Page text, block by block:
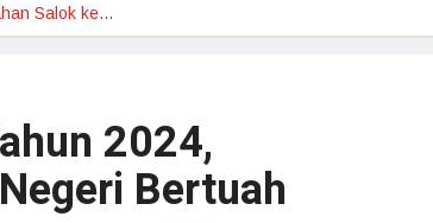
Salok ke…
2024,
Bertuah